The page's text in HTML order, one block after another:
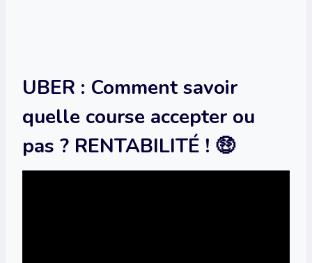
UBER : Comment savoir
quelle course accepter ou
pas ? RENTABILITÉ ! 🤑